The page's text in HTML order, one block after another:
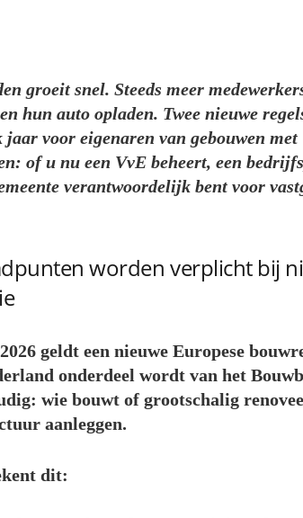
groeit snel. Steeds meer
hun auto opladen. Twee nieuwe
voor eigenaren van gebouwen met
of u nu een VvE beheert, een
verantwoordelijk bent voor
worden verplicht bij
geldt een nieuwe Europese
onderdeel wordt van het
wie bouwt of grootschalig
aanleggen.
dit: